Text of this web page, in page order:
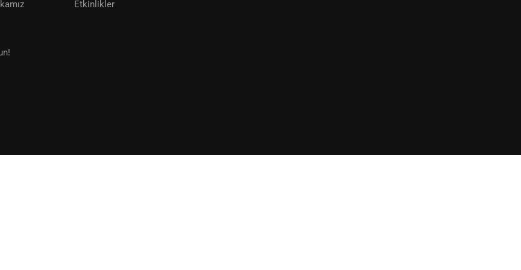
Etkinlikler